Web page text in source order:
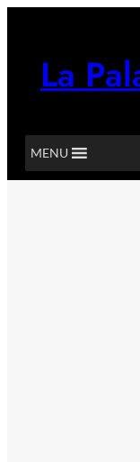
La
MENU